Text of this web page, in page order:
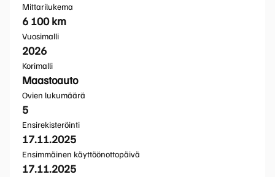
Mittarilukema
6 100 km
Vuosimalli
2026
Korimalli
Maastoauto
Ovien lukumäärä
5
Ensirekisteröinti
17.11.2025
Ensimmäinen käyttöönottopäivä
17.11.2025